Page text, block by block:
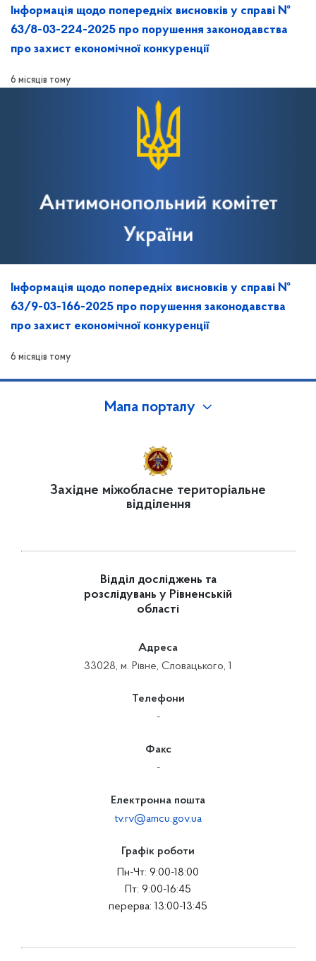
Інформація щодо попередніх висновків у справі №
63/8-03-224-2025 про порушення законодавства
про захист економічної конкуренції
6 місяців тому
Інформація щодо попередніх висновків у справі №
63/9-03-166-2025 про порушення законодавства
про захист економічної конкуренції
6 місяців тому
Мапа порталу
Західне міжобласне територіальне
відділення
Відділ досліджень та
розслідувань у Рівненській
області
Адреса
33028, м. Рівне, Словацького, 1
Телефони
-
Факс
-
Електронна пошта
tv.rv@amcu.gov.ua
Графік роботи
Пн-Чт: 9:00-18:00
Пт: 9:00-16:45
перерва: 13:00-13:45